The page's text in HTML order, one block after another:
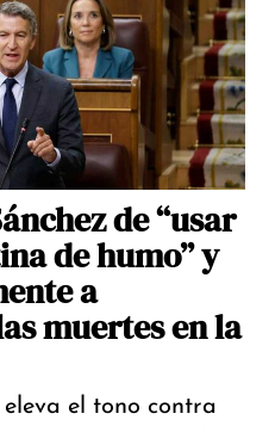
de “usar
de humo” y
a
muertes en la
el tono contra